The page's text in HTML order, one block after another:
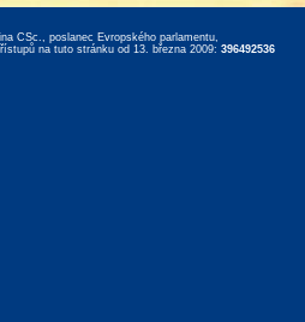
CSc., poslanec Evropského parlamentu,
na tuto stránku od 13. března 2009: 396492536